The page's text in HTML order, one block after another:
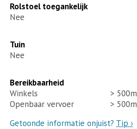
Rolstoel toegankelijk
Nee
Tuin
Nee
Bereikbaarheid
Winkels
> 500m
Openbaar vervoer
> 500m
Getoonde informatie onjuist? Tip ›